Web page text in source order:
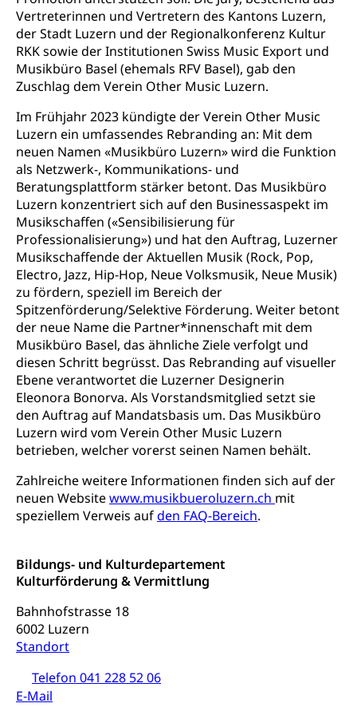
Vertreterinnen und Vertretern des Kantons Luzern,
der Stadt Luzern und der Regionalkonferenz Kultur
RKK sowie der Institutionen Swiss Music Export und
Musikbüro Basel (ehemals RFV Basel), gab den
Zuschlag dem Verein Other Music Luzern.
Im Frühjahr 2023 kündigte der Verein Other Music
Luzern ein umfassendes Rebranding an: Mit dem
neuen Namen «Musikbüro Luzern» wird die Funktion
als Netzwerk-, Kommunikations- und
Beratungsplattform stärker betont. Das Musikbüro
Luzern konzentriert sich auf den Businessaspekt im
Musikschaffen («Sensibilisierung für
Professionalisierung») und hat den Auftrag, Luzerner
Musikschaffende der Aktuellen Musik (Rock, Pop,
Electro, Jazz, Hip-Hop, Neue Volksmusik, Neue Musik)
zu fördern, speziell im Bereich der
Spitzenförderung/Selektive Förderung. Weiter betont
der neue Name die Partner*innenschaft mit dem
Musikbüro Basel, das ähnliche Ziele verfolgt und
diesen Schritt begrüsst. Das Rebranding auf visueller
Ebene verantwortet die Luzerner Designerin
Eleonora Bonorva. Als Vorstandsmitglied setzt sie
den Auftrag auf Mandatsbasis um. Das Musikbüro
Luzern wird vom Verein Other Music Luzern
betrieben, welcher vorerst seinen Namen behält.
Zahlreiche weitere Informationen finden sich auf der
neuen Websitewww.musikbueroluzern.ch mit
speziellem Verweis aufden FAQ-Bereich.
Bildungs- und Kulturdepartement
Kulturförderung & Vermittlung
Bahnhofstrasse 18
6002 Luzern
Standort
Telefon 041 228 52 06
E-Mail
Fachklasse Grafik
Gesundheitsmittelschule
Informatikmittelschule
FMS und Vollzeitschulen mit BM
Primarschule
Sekundarschule
Schulpflicht
Kindergarten & Basisstufe
Förderangebote
Sonderschulung
Musikschulen
Schulferien
Früherziehung
Schuldienste
Betreuungsangebote
Schulliste
Heilpädagogische Schulen
Freiwilliger Schulsport
Studienbeihilfe, Stipendien, Ausbildungsdarlehen
Stipendien Universität Luzern unilu
Finanzielle Unterstützung für Ausbildung
Pflege HF oder Studium Pflege FH
Fachstelle Stipendien (beruf.lu.ch)
Studienbeiträge Höhere Berufsbildung
Finanzielle Unterstützung Pädagogische
Hochschule PHLU
Stipendien Hochschule Luzern hslu
Universität
Technische Hochschule, Studium,
Hochschulstudium, Universitätsstudium,
Hochschulbildung, Hochschule, universitäre
Hochschule, Bachelor, Master, Doktorat,
Weiterbildung, Forschung, Entwicklung,
Dienstleistungen, Hochschule Luzern,
Fachhochschule Zentralschweiz, HSLU,
Pädagogische Hochschule Luzern, PH Luzern, UniLU,
swissuniversities (Dachorganisation der Schweizer
Hochschulen)
swissuniversities
Universität Luzern
Fachstelle Hochschulbildung
Vorschule
Kindergarten, Kinderkrippe, Krippe, Kinderhort,
Kindertagesstätte, Spielgruppe, Tagesmutter,
Freiwilliges Kindergarten Jahr
Kinderbetreuung
Freiwilliges Kindergarten Jahr
Frühe Sprachförderung
Kindergarten & Basisstufe
Frühe Förderung
Gesundheit und Soziales
Konsumentenschutz
Konsumentenrechte, Produktsicherheit,
Konsumentenorganisation, parallele Einfuhr,
regionale Erschöpfung, nationale Erschöpfung,
internationale Erschöpfung, Preisabsprache, Kartell,
Cassis-deDijon-Prinzip
Lebensmittelkontrolle und
Verbraucherschutz
Krankenversicherung
Unfallversicherung, Berufsunfallversicherung,
Krankenkasse
Prämienverbilligung (WAS Luzern)
Obligatorische Krankenversicherung (WAS
Lebensmittelsicherheit
sichere Lebensmittel, Lebensmittelkontrolle,
Lebensmittelhygiene, Produktesicherheit